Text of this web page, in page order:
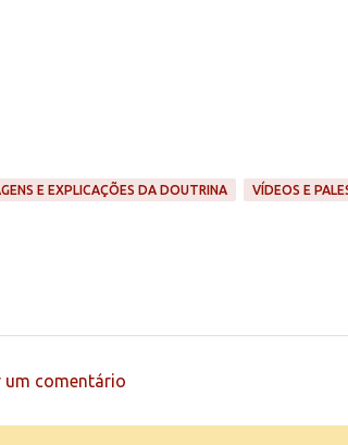
E EXPLICAÇÕES DA DOUTRINA VÍDEOS E
um comentário